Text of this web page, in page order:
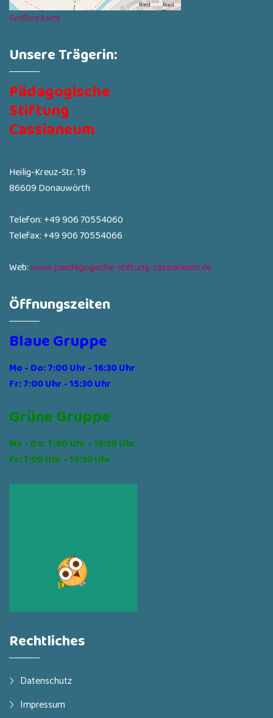
Größere Karte
Unsere Trägerin:
Pädagogische
Stiftung
Cassianeum
Heilig-Kreuz-Str. 19
86609 Donauwörth
Telefon: +49 906 70554060
Telefax: +49 906 70554066
Web:www.paedagogische-stiftung-cassianeum.de
Öffnungszeiten
Blaue Gruppe
Mo - Do: 7:00 Uhr - 16:30 Uhr
Fr: 7:00 Uhr - 15:30 Uhr
Grüne Gruppe
Mo - Do: 7:00 Uhr - 16:30 Uhr
Fr: 7:00 Uhr - 15:30 Uhr
Rechtliches
Datenschutz
Impressum